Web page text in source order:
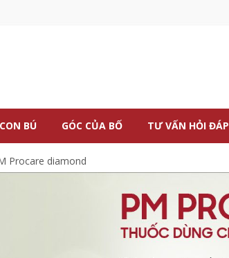
BÚ GÓC CỦA BỐ TƯ VẤN HỎI ĐÁP
Procare diamond